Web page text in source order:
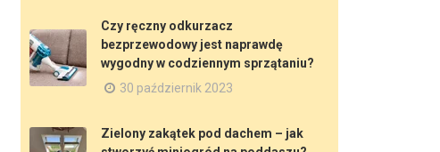
Czy ręczny odkurzacz
bezprzewodowy jest naprawdę
wygodny w codziennym sprzątaniu?
30 październik 2023
Zielony zakątek pod dachem – jak